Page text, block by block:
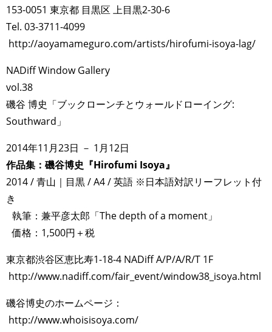
153-0051 東京都 目黒区 上目黒2-30-6
Tel. 03-3711-4099
http://aoyamameguro.com/artists/hirofumi-isoya-lag/
NADiff Window Gallery
vol.38
磯谷 博史「ブックローンチとウォールドローイング:
Southward」
2014年11月23日 － 1月12日
作品集：磯谷博史『Hirofumi Isoya』
2014 / 青山｜目黒 / A4 / 英語 ※日本語対訳リーフレット付
き
執筆：兼平彦太郎「The depth of a moment」
価格：1,500円＋税
東京都渋谷区恵比寿1-18-4 NADiff A/P/A/R/T 1F
http://www.nadiff.com/fair_event/window38_isoya.html
磯谷博史のホームページ：
http://www.whoisisoya.com/